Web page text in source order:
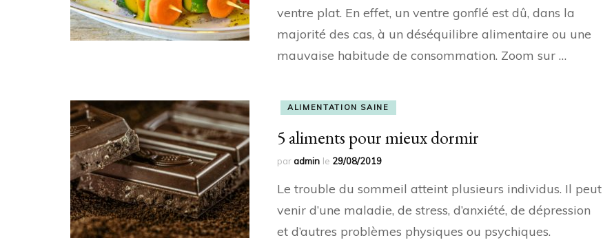
ventre plat. En effet, un ventre gonflé est dû, dans la
majorité des cas, à un déséquilibre alimentaire ou une
mauvaise habitude de consommation. Zoom sur …
ALIMENTATION SAINE
5 aliments pour mieux dormir
paradmin le 29/08/2019
Le trouble du sommeil atteint plusieurs individus. Il peut
venir d’une maladie, de stress, d’anxiété, de dépression
et d’autres problèmes physiques ou psychiques.